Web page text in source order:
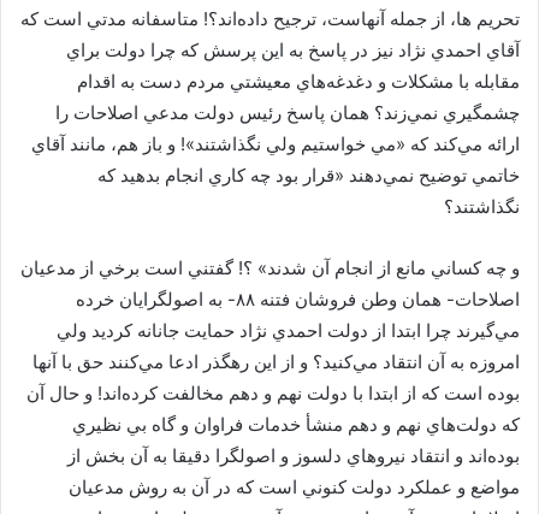
تحريم ها، از جمله آنهاست، ترجيح داده‌اند؟! متاسفانه مدتي است كه
آقاي احمدي نژاد نيز در پاسخ به اين پرسش كه چرا دولت براي
مقابله با مشكلات و دغدغه‌هاي معيشتي مردم دست به اقدام
چشمگيري نمي‌زند؟ همان پاسخ رئيس دولت مدعي اصلاحات را
ارائه مي‌كند كه «مي خواستيم ولي نگذاشتند»! و باز هم، مانند آقاي
خاتمي توضيح نمي‌دهند «قرار بود چه كاري انجام بدهيد كه
نگذاشتند؟
و چه كساني مانع از انجام آن شدند» ؟! گفتني است برخي از مدعيان
اصلاحات- همان وطن فروشان فتنه ۸۸- به اصولگرايان خرده
مي‌گيرند چرا ابتدا از دولت احمدي نژاد حمايت جانانه كرديد ولي
امروزه به آن انتقاد مي‌كنيد؟ و از اين رهگذر ادعا مي‌كنند حق با آنها
بوده است كه از ابتدا با دولت نهم و دهم مخالفت كرده‌اند! و حال آن
كه دولت‌هاي نهم و دهم منشأ خدمات فراوان و گاه بي نظيري
بوده‌اند و انتقاد نيروهاي دلسوز و اصولگرا دقيقا به آن بخش از
مواضع و عملكرد دولت كنوني است كه در آن به روش مدعيان